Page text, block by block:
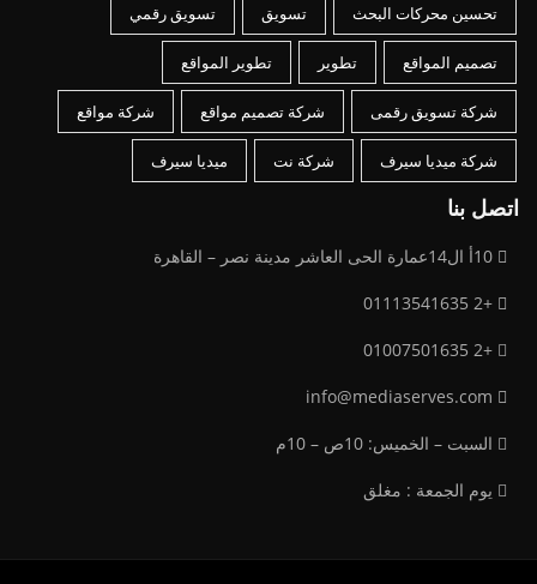
تحسين محركات البحث تسويق تسويق رقمي
تصميم المواقع تطوير تطوير المواقع
شركة تسويق رقمى شركة تصميم مواقع شركة مواقع
شركة ميديا سيرف شركة نت ميديا سيرف
اتصل بنا
+2 01113541635
+2 01007501635
السبت – الخميس: 10ص – 10م
يوم الجمعة : مغلق